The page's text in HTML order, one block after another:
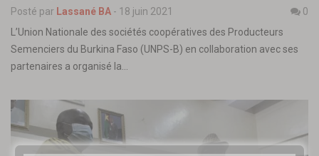
Posté par Lassané BA - 18 juin 2021
0
L’Union Nationale des sociétés coopératives des Producteurs
Semenciers du Burkina Faso (UNPS-B) en collaboration avec ses
partenaires a organisé la…